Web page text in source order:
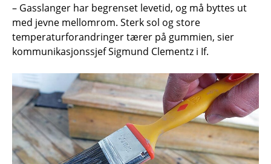
– Gasslanger har begrenset levetid, og må byttes ut
med jevne mellomrom. Sterk sol og store
temperaturforandringer tærer på gummien, sier
kommunikasjonssjef Sigmund Clementz i If.